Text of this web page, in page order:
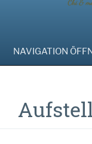
NAVIGATION